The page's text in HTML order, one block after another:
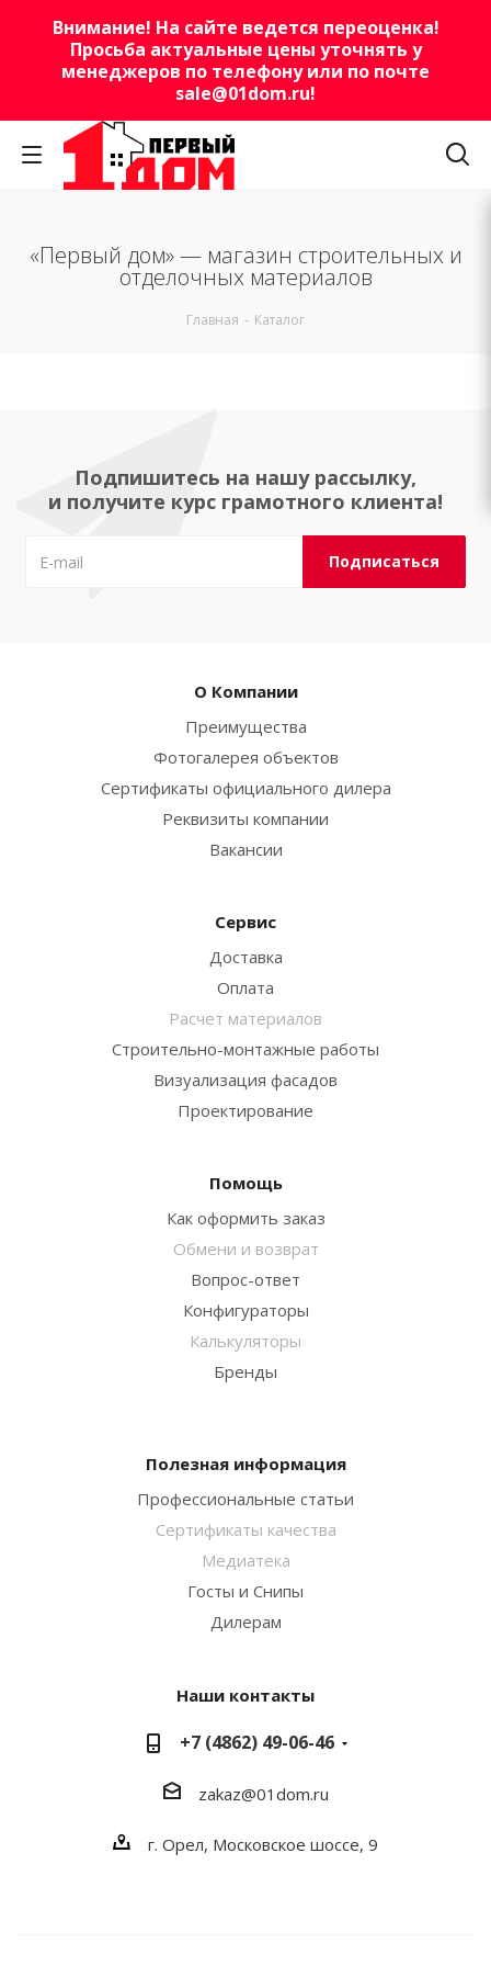
Внимание! На сайте ведется переоценка!
Просьба актуальные цены уточнять у
менеджеров по телефону или по почте
sale@01dom.ru!
«Первый дом» — магазин строительных и
отделочных материалов
Главная - Каталог
Подпишитесь на нашу рассылку,
и получите курс грамотного клиента!
О Компании
Преимущества
Фотогалерея объектов
Сертификаты официального дилера
Реквизиты компании
Вакансии
Сервис
Доставка
Оплата
Расчет материалов
Строительно-монтажные работы
Визуализация фасадов
Проектирование
Помощь
Как оформить заказ
Обмени и возврат
Вопрос-ответ
Конфигураторы
Калькуляторы
Бренды
Полезная информация
Профессиональные статьи
Сертификаты качества
Медиатека
Госты и Снипы
Дилерам
Наши контакты
+7 (4862) 49-06-46
zakaz@01dom.ru
г. Орел, Московское шоссе, 9